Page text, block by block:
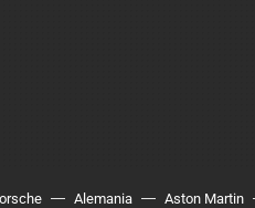
Alemania Aston Martin